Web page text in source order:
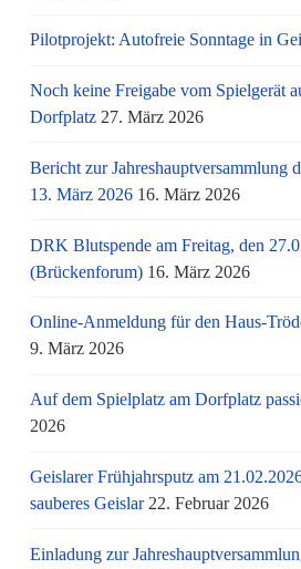
Pilotprojekt: Autofreie Sonntage in
Noch keine Freigabe vom Spielgerät
Dorfplatz 27. März 2026
Bericht zur Jahreshauptversammlung
13. März 2026 16. März 2026
DRK Blutspende am Freitag, den
(Brückenforum) 16. März 2026
Online-Anmeldung für den Haus-
9. März 2026
Auf dem Spielplatz am Dorfplatz
2026
Geislarer Frühjahrsputz am
sauberes Geislar 22. Februar 2026
Einladung zur